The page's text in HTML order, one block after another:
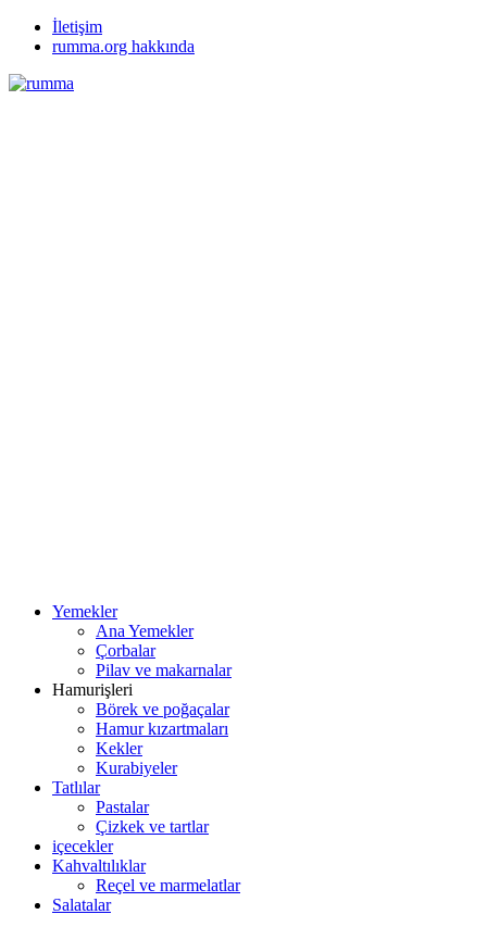
İletişim
rumma.org hakkında
Yemekler
Ana Yemekler
Çorbalar
Pilav ve makarnalar
Hamurişleri
Börek ve poğaçalar
Hamur kızartmaları
Kekler
Kurabiyeler
Tatlılar
Pastalar
Çizkek ve tartlar
içecekler
Kahvaltılıklar
Reçel ve marmelatlar
Salatalar